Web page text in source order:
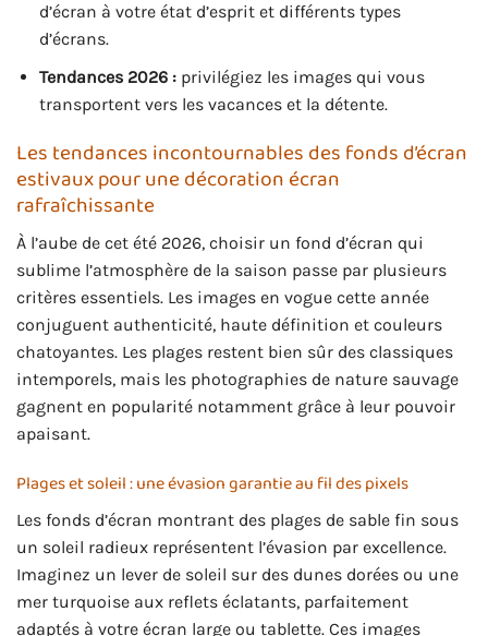
d’écran à votre état d’esprit et différents types
d’écrans.
Tendances 2026 :privilégiez les images qui vous
transportent vers les vacances et la détente.
Les tendances incontournables des fonds d’écran
estivaux pour une décoration écran
rafraîchissante
À l’aube de cet été 2026, choisir un fond d’écran qui
sublime l’atmosphère de la saison passe par plusieurs
critères essentiels. Les images en vogue cette année
conjuguent authenticité, haute définition et couleurs
chatoyantes. Les plages restent bien sûr des classiques
intemporels, mais les photographies de nature sauvage
gagnent en popularité notamment grâce à leur pouvoir
apaisant.
Plages et soleil : une évasion garantie au fil des pixels
Les fonds d’écran montrant des plages de sable fin sous
un soleil radieux représentent l’évasion par excellence.
Imaginez un lever de soleil sur des dunes dorées ou une
mer turquoise aux reflets éclatants, parfaitement
adaptés à votre écran large ou tablette. Ces images